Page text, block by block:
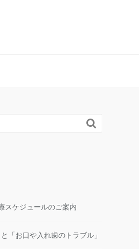

スケジュールのご案内
「お口や入れ歯のトラブル」